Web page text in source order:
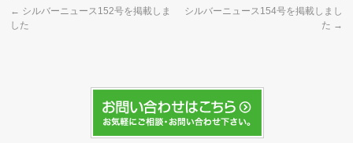
← シルバーニュース152号を掲載しま
した
シルバーニュース154号を掲載しまし
た →